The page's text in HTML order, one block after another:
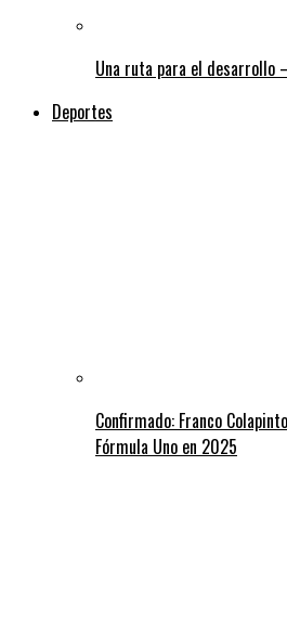
Una ruta para el desarrollo
Deportes
Confirmado: Franco
Fórmula Uno en 2025